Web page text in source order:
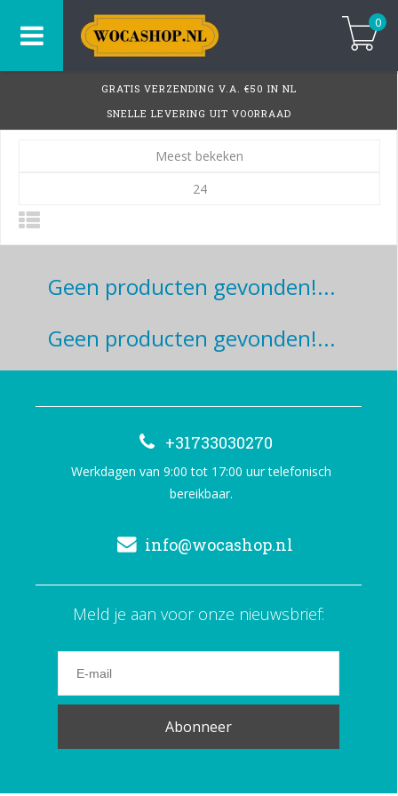
0
GRATIS VERZENDING V.A. €50 IN NL
SNELLE LEVERING UIT VOORRAAD
Meest bekeken
24
Geen producten gevonden!...
Geen producten gevonden!...
+31733030270
Werkdagen van 9:00 tot 17:00 uur telefonisch
bereikbaar.
info@wocashop.nl
Meld je aan voor onze nieuwsbrief:
Abonneer